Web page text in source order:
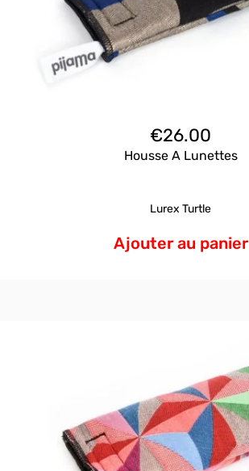
€26.00
Housse A Lunettes
Lurex Turtle
Ajouter au panier